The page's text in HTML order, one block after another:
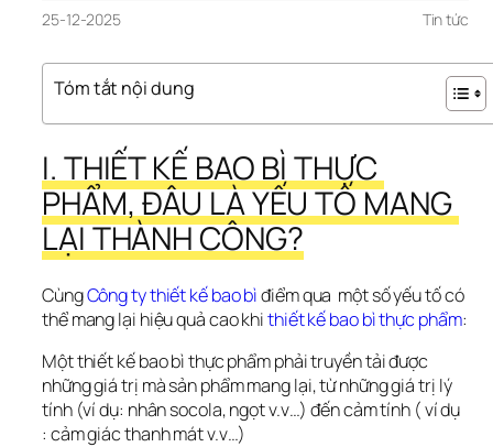
25-12-2025 Tin tức
Tóm tắt nội dung
I. THIẾT KẾ BAO BÌ THỰC
PHẨM, ĐÂU LÀ YẾU TỐ MANG
LẠI THÀNH CÔNG?
Cùng Công ty thiết kế bao bì điểm qua  một số yếu tố có
thể mang lại hiệu quả cao khi thiết kế bao bì thực phẩm:
Một thiết kế bao bì thực phẩm phải truyền tải được
những giá trị mà sản phẩm mang lại, từ những giá trị lý
tính (ví dụ: nhân socola, ngọt v.v…) đến cảm tính ( ví dụ
: cảm giác thanh mát v.v…)